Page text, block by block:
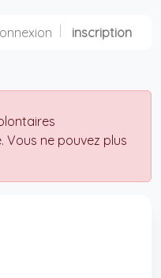
inscription
ne pouvez plus